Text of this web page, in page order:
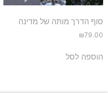
סוף הדרך מותה של מדינה
₪79.00
הוספה לסל